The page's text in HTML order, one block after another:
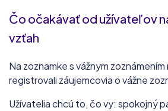
Čo očakávať od užívateľov
vzťah
Na zoznamke s vážnym
registrovali záujemcovia o vážne
Užívatelia chcú to, čo vy: spokojný